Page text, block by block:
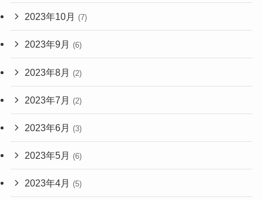
2023年10月 (7)
2023年9月 (6)
2023年8月 (2)
2023年7月 (2)
2023年6月 (3)
2023年5月 (6)
2023年4月 (5)